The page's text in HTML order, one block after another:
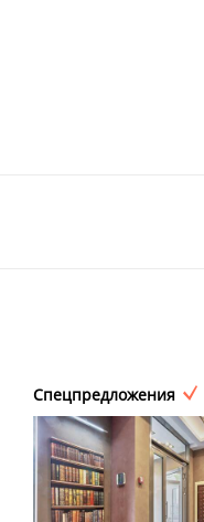
Спецпредложения